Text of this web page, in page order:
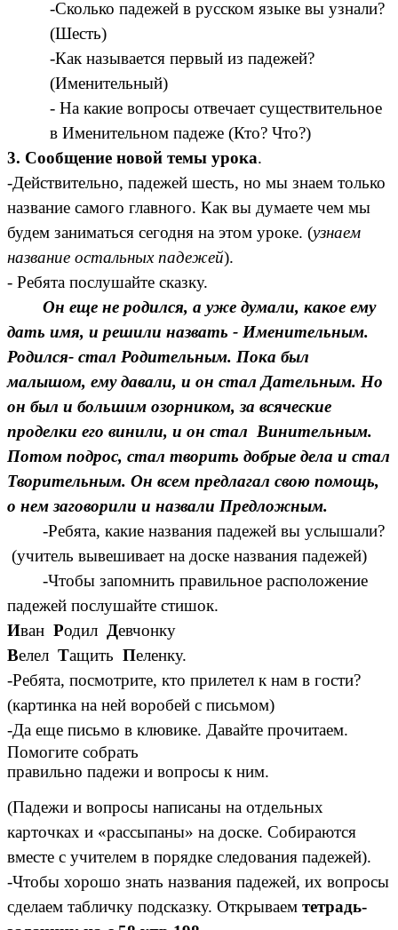
-Сколько падежей в русском языке вы узнали?
(Шесть)
-Как называется первый из падежей?
(Именительный)
- На какие вопросы отвечает существительное
в Именительном падеже (Кто? Что?)
3. Сообщение новой темы урока.
-Действительно, падежей шесть, но мы знаем только
название самого главного. Как вы думаете чем мы
будем заниматься сегодня на этом уроке. (узнаем
название остальных падежей).
- Ребята послушайте сказку.
Он еще не родился, а уже думали, какое ему
дать имя, и решили назвать - Именительным.
Родился- стал Родительным. Пока был
малышом, ему давали, и он стал Дательным. Но
он был и большим озорником, за всяческие
проделки его винили, и он стал Винительным.
Потом подрос, стал творить добрые дела и стал
Творительным. Он всем предлагал свою помощь,
о нем заговорили и назвали Предложным.
-Ребята, какие названия падежей вы услышали?
(учитель вывешивает на доске названия падежей)
-Чтобы запомнить правильное расположение
падежей послушайте стишок.
Иван Родил Девчонку
Велел Тащить Пеленку.
-Ребята, посмотрите, кто прилетел к нам в гости?
(картинка на ней воробей с письмом)
-Да еще письмо в клювике. Давайте прочитаем.
Помогите собрать
правильно падежи и вопросы к ним.
(Падежи и вопросы написаны на отдельных
карточках и «рассыпаны» на доске. Собираются
вместе с учителем в порядке следования падежей).
-Чтобы хорошо знать названия падежей, их вопросы
сделаем табличку подсказку. Открываем тетрадь-